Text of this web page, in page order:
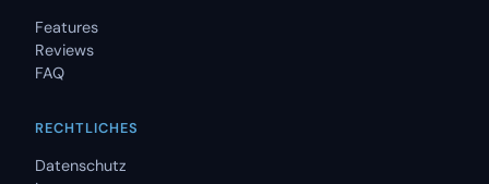
Features
Reviews
FAQ
RECHTLICHES
Datenschutz